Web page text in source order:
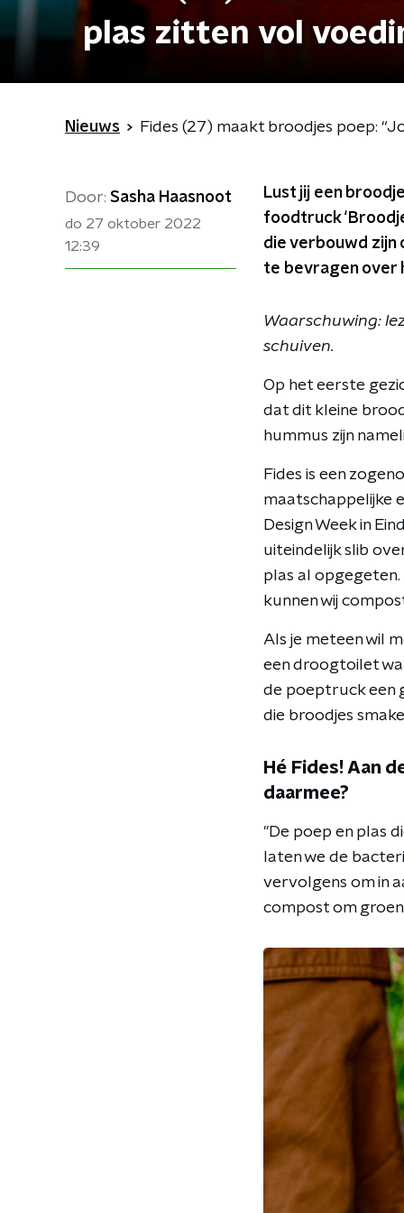
plas zitten vol
Nieuws Fides (27) maakt broodjes poep:
Door: Sasha Haasnoot
do 27 oktober 2022
12:39
Lust jij een
foodtruck
die verbouwd zijn
te bevragen over
Waarschuwing:
schuiven.
Op het eerste
dat dit kleine
hummus zijn
Fides is een
maatschappelijke
Design Week in
uiteindelijk slib
plas al
kunnen wij
Als je meteen wil
een droogtoilet
de poeptruck een
die broodjes
Hé Fides! Aan
daarmee?
"De poep en plas
laten we de
vervolgens om in
compost om